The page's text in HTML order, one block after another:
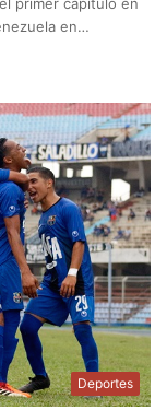
en…
Deportes